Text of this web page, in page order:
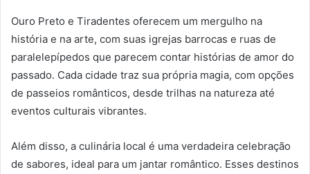
Ouro Preto e Tiradentes oferecem um mergulho na
história e na arte, com suas igrejas barrocas e ruas de
paralelepípedos que parecem contar histórias de amor do
passado. Cada cidade traz sua própria magia, com opções
de passeios românticos, desde trilhas na natureza até
eventos culturais vibrantes.
Além disso, a culinária local é uma verdadeira celebração
de sabores, ideal para um jantar romântico. Esses destinos